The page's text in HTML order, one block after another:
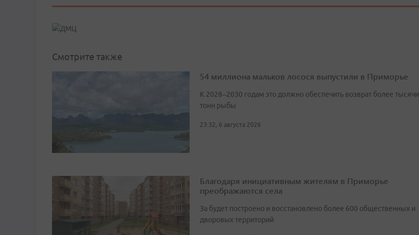
Смотрите также
54 миллиона мальков лосося выпустили в Приморье
К 2028–2030 годам это должно обеспечить возврат более тысячи
тонн рыбы
23:32, 6 августа 2026
Благодаря инициативным жителям в Приморье
преображаются села
За будет построено и восстановлено более 600 общественных и
дворовых территорий